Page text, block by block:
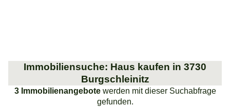
Immobiliensuche: Haus kaufen in 3730
Burgschleinitz
3 Immobilienangebotewerden mit dieser Suchabfrage
gefunden.